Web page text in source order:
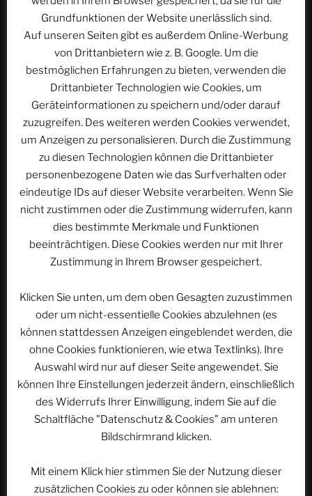
E-Mail-Adresse*
Website
Name, E-Mail-Adresse und Website in diesem
Browser für meinen nächsten Kommentar speichern.
Beitragsnavigation
Vorheriger
Beitrag
ZURÜCK
Sommer in den Bergen – Hotel Burg Oberlech |
ACSOLAR #357
Nächster
Beitrag
WEITER
ASTROCOHORS SOLAR 2024: DAS ERBE DER
GENERATIONEN | ACSOLAR #359
Grundfunktionen der Website unerlässlich sind.
Auf unseren Seiten gibt es außerdem Online-Werbung
von Drittanbietern wie z. B. Google. Um die
bestmöglichen Erfahrungen zu bieten, verwenden die
Drittanbieter Technologien wie Cookies, um
Geräteinformationen zu speichern und/oder darauf
zuzugreifen. Des weiteren werden Cookies verwendet,
um Anzeigen zu personalisieren. Durch die Zustimmung
zu diesen Technologien können die Drittanbieter
personenbezogene Daten wie das Surfverhalten oder
eindeutige IDs auf dieser Website verarbeiten. Wenn Sie
nicht zustimmen oder die Zustimmung widerrufen, kann
dies bestimmte Merkmale und Funktionen
beeinträchtigen. Diese Cookies werden nur mit Ihrer
Zustimmung in Ihrem Browser gespeichert.
Klicken Sie unten, um dem oben Gesagten zuzustimmen
oder um nicht-essentielle Cookies abzulehnen (es
können stattdessen Anzeigen eingeblendet werden, die
ohne Cookies funktionieren, wie etwa Textlinks). Ihre
Auswahl wird nur auf dieser Seite angewendet. Sie
können Ihre Einstellungen jederzeit ändern, einschließlich
des Widerrufs Ihrer Einwilligung, indem Sie auf die
Schaltfläche "Datenschutz & Cookies" am unteren
Bildschirmrand klicken.
Mit einem Klick hier stimmen Sie der Nutzung dieser
zusätzlichen Cookies zu oder können sie ablehnen: